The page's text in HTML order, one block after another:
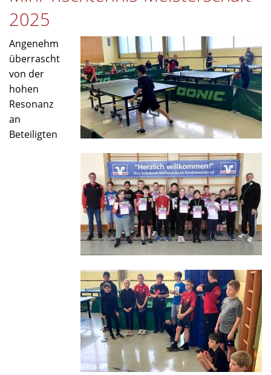
TB
Wiesau
Erfolgsgeschichte
2025
Angenehm
überrascht
von der
hohen
Resonanz
an
Beteiligten